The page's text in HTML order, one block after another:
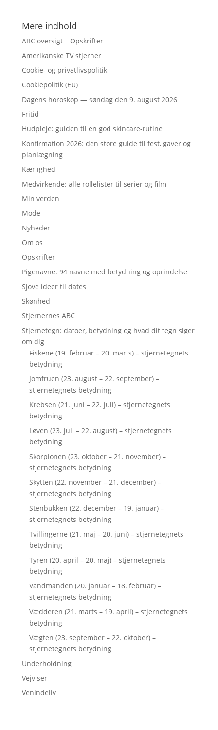
Mere indhold
ABC oversigt – Opskrifter
Amerikanske TV stjerner
Cookie- og privatlivspolitik
Cookiepolitik (EU)
Dagens horoskop — søndag den 9. august 2026
Fritid
Hudpleje: guiden til en god skincare-rutine
Konfirmation 2026: den store guide til fest, gaver og
planlægning
Kærlighed
Medvirkende: alle rollelister til serier og film
Min verden
Mode
Nyheder
Om os
Opskrifter
Pigenavne: 94 navne med betydning og oprindelse
Sjove ideer til dates
Skønhed
Stjernernes ABC
Stjernetegn: datoer, betydning og hvad dit tegn siger
om dig
Fiskene (19. februar – 20. marts) – stjernetegnets
betydning
Jomfruen (23. august – 22. september) –
stjernetegnets betydning
Krebsen (21. juni – 22. juli) – stjernetegnets
betydning
Løven (23. juli – 22. august) – stjernetegnets
betydning
Skorpionen (23. oktober – 21. november) –
stjernetegnets betydning
Skytten (22. november – 21. december) –
stjernetegnets betydning
Stenbukken (22. december – 19. januar) –
stjernetegnets betydning
Tvillingerne (21. maj – 20. juni) – stjernetegnets
betydning
Tyren (20. april – 20. maj) – stjernetegnets
betydning
Vandmanden (20. januar – 18. februar) –
stjernetegnets betydning
Vædderen (21. marts – 19. april) – stjernetegnets
betydning
Vægten (23. september – 22. oktober) –
stjernetegnets betydning
Underholdning
Vejviser
Venindeliv